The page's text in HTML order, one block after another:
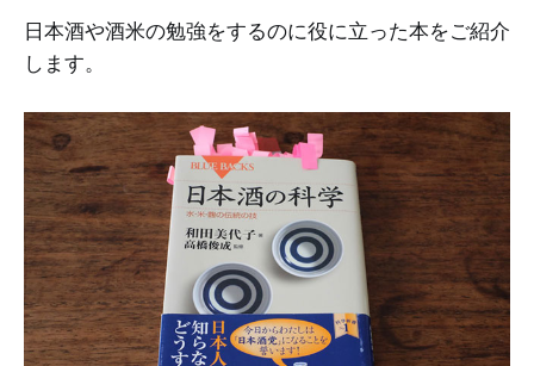
日本酒や酒米の勉強をするのに役に立った本をご紹介
します。